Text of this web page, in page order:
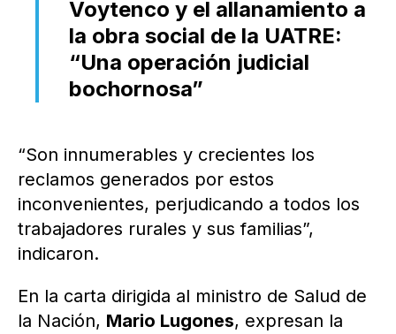
Voytenco y el allanamiento a
la obra social de la UATRE:
“Una operación judicial
bochornosa”
“Son innumerables y crecientes los
reclamos generados por estos
inconvenientes, perjudicando a todos los
trabajadores rurales y sus familias”,
indicaron.
En la carta dirigida al ministro de Salud de
la Nación, Mario Lugones, expresan la